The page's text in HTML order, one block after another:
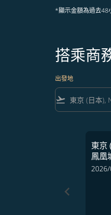
*顯示金額為過去48
搭乘商
出發地
flight_takeoff
keyboard_arrow_left
東京
鳳凰